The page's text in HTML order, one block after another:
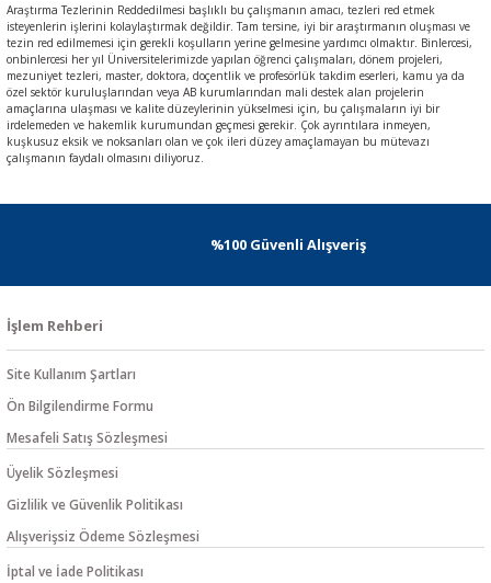
Araştırma Tezlerinin Reddedilmesi başlıklı bu çalışmanın amacı, tezleri red etmek
isteyenlerin işlerini kolaylaştırmak değildir. Tam tersine, iyi bir araştırmanın oluşması ve
tezin red edilmemesi için gerekli koşulların yerine gelmesine yardımcı olmaktır. Binlercesi,
onbinlercesi her yıl Üniversitelerimizde yapılan öğrenci çalışmaları, dönem projeleri,
mezuniyet tezleri, master, doktora, doçentlik ve profesörlük takdim eserleri, kamu ya da
özel sektör kuruluşlarından veya AB kurumlarından mali destek alan projelerin
amaçlarına ulaşması ve kalite düzeylerinin yükselmesi için, bu çalışmaların iyi bir
irdelemeden ve hakemlik kurumundan geçmesi gerekir. Çok ayrıntılara inmeyen,
kuşkusuz eksik ve noksanları olan ve çok ileri düzey amaçlamayan bu mütevazı
çalışmanın faydalı olmasını diliyoruz.
%100 Güvenli Alışveriş
İşlem Rehberi
Site Kullanım Şartları
Ön Bilgilendirme Formu
Mesafeli Satış Sözleşmesi
Üyelik Sözleşmesi
Gizlilik ve Güvenlik Politikası
Alışverişsiz Ödeme Sözleşmesi
İptal ve İade Politikası